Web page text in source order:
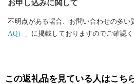
ーー 本サイトの運営は、株式会社ローカ
お申し込みに関して
不明点がある場合、お問い合わせの多い
AQ）」 に掲載しておりますのでご確認く
この返礼品を見ている人はこち